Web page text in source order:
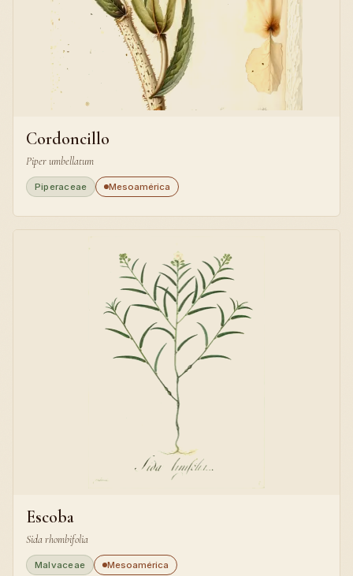
Cordoncillo
Piper umbellatum
Piperaceae Mesoamérica
Escoba
Sida rhombifolia
Malvaceae Mesoamérica